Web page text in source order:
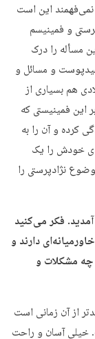
این است
و فمینیسم
مسأله را درک
و مسائل و
را مدنظر قرار دهد. حتی در دهه ۸۰ میلادی هم بسیاری از
این فمینیستی که
کرده و آن را به
خودش را یک
نژادپرستى را
فكر می‌كنيد
دارند و
چه مشکلات و
از آن زمانی ا‌ست
خیلی آسان و راحت